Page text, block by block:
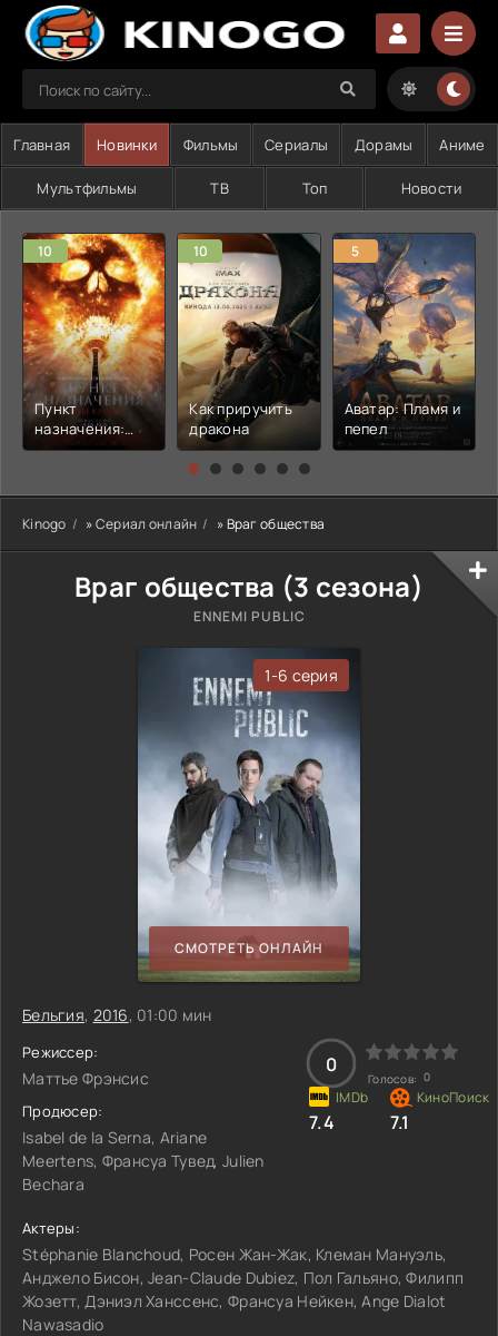
Главная Новинки Фильмы Сериалы Дорамы Аниме
Мультфильмы ТВ Топ Новости
10
Пункт
назначения:
Узы крови
10
Как приручить
дракона
5
Аватар: Пламя и
пепел
Kinogo »Сериал онлайн » Враг общества
Враг общества (3 сезона)
ENNEMI PUBLIC
1-6 серия
СМОТРЕТЬ ОНЛАЙН
Бельгия, 2016, 01:00 мин
Режиссер:
Маттье Фрэнсис
Продюсер:
Isabel de la Serna, Ariane
Meertens, Франсуа Тувед, Julien
Bechara
0
Голосов: 0
7.4 7.1
Актеры:
Stéphanie Blanchoud, Росен Жан-Жак, Клеман Мануэль,
Анджело Бисон, Jean-Claude Dubiez, Пол Гальяно, Филипп
Жозетт, Дэниэл Ханссенс, Франсуа Нейкен, Ange Dialot
Nawasadio